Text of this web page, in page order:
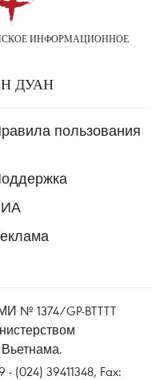
ИНФОРМАЦИОННОЕ
ДУАН
пользования
№ 1374/GP-BTTTT
(024) 39411348, Fax: